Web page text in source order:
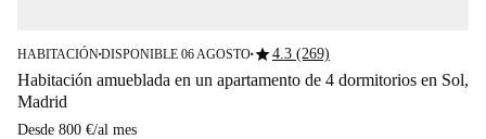
HABITACIÓN■DISPONIBLE 06 AGOSTO■star4.3 (269)
Habitación amueblada en un apartamento de 4 dormitorios en Sol,
Madrid
Desde 800 €/al mes